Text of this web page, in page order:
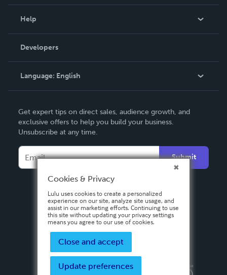
Podcast
Help
Order Lookup
Knowledge Base
Contact Support
Developers
Language: English
Deutsch
Français
Español
Get expert tips on direct sales, audience growth, and
exclusive offers to help you build your business.
Unsubscribe at any time.
Submit
Privacy PolicyTerms & Conditions
Cookies & Privacy
Lulu uses cookies to create a personalized
experience on our site, analyze site usage, and
assist in our marketing efforts. Continuing to use
this site without updating your privacy settings
means you agree to our use of cookies.
Close and accept
Update preferences